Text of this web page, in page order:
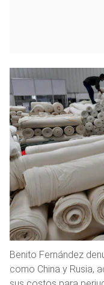
Benito Fernández
como China y Rusia,